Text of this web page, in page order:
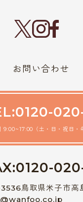
お問い合わせ
（土・日・祝日・
鳥取県米子市高